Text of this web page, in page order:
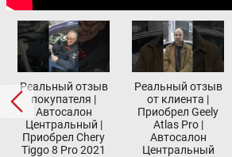
Реальный отзыв
покупателя |
Автосалон
Центральный |
Приобрел Chery
Tiggo 8 Pro 2021
Реальный отзыв
от клиента |
Приобрел Geely
Atlas Pro |
Автосалон
Центральный